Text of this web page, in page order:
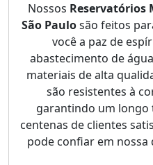
Nossos Reservatórios
São Paulosão feitos
você a paz de
abastecimento de
materiais de alta
são resistentes à
garantindo um longo
centenas de clientes
pode confiar em